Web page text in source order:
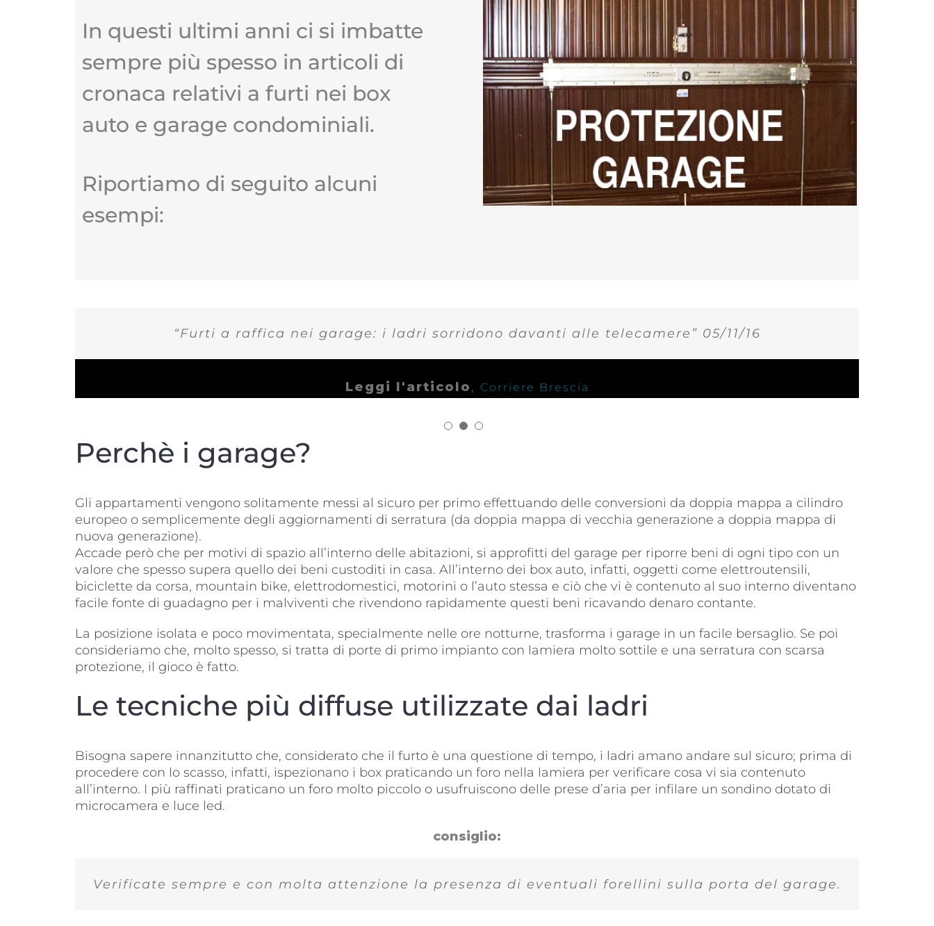
In questi ultimi anni ci si imbatte
sempre più spesso in articoli di
cronaca relativi a furti nei box
auto e garage condominiali.
Riportiamo di seguito alcuni
esempi:
“Furti a raffica nei garage: i ladri sorridono davanti alle telecamere” 05/11/16
Leggi l'articolo, Corriere Brescia
Perchè i garage?
Gli appartamenti vengono solitamente messi al sicuro per primo effettuando delle conversioni da doppia mappa a cilindro
europeo o semplicemente degli aggiornamenti di serratura (da doppia mappa di vecchia generazione a doppia mappa di
nuova generazione).
Accade però che per motivi di spazio all’interno delle abitazioni, si approfitti del garage per riporre beni di ogni tipo con un
valore che spesso supera quello dei beni custoditi in casa. All’interno dei box auto, infatti, oggetti come elettroutensili,
biciclette da corsa, mountain bike, elettrodomestici, motorini o l’auto stessa e ciò che vi è contenuto al suo interno diventano
facile fonte di guadagno per i malviventi che rivendono rapidamente questi beni ricavando denaro contante.
La posizione isolata e poco movimentata, specialmente nelle ore notturne, trasforma i garage in un facile bersaglio. Se poi
consideriamo che, molto spesso, si tratta di porte di primo impianto con lamiera molto sottile e una serratura con scarsa
protezione, il gioco è fatto.
Le tecniche più diffuse utilizzate dai ladri
Bisogna sapere innanzitutto che, considerato che il furto è una questione di tempo, i ladri amano andare sul sicuro; prima di
procedere con lo scasso, infatti, ispezionano i box praticando un foro nella lamiera per verificare cosa vi sia contenuto
all’interno. I più raffinati praticano un foro molto piccolo o usufruiscono delle prese d’aria per infilare un sondino dotato di
microcamera e luce led.
consiglio:
Verificate sempre e con molta attenzione la presenza di eventuali forellini sulla porta del garage.